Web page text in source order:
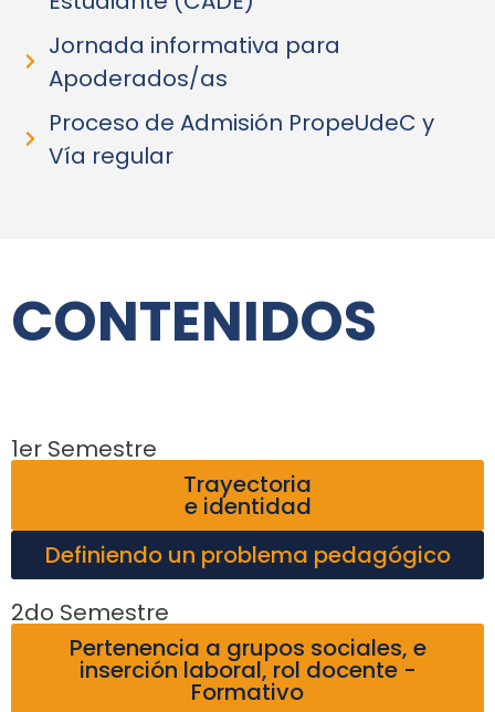
Jornada informativa para
Apoderados/as
Proceso de Admisión PropeUdeC y
Vía regular
CONTENIDOS
1er Semestre
Trayectoria
e identidad
Definiendo un problema pedagógico
2do Semestre
Pertenencia a grupos sociales, e
inserción laboral, rol docente -
Formativo